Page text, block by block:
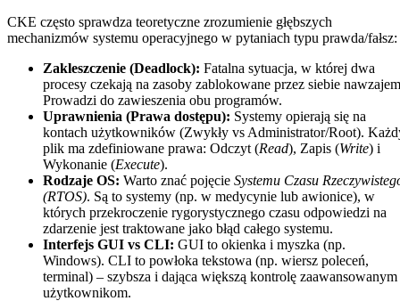
CKE często sprawdza teoretyczne zrozumienie głębszych
mechanizmów systemu operacyjnego w pytaniach typu prawda/fałsz:
Zakleszczenie (Deadlock): Fatalna sytuacja, w której dwa
procesy czekają na zasoby zablokowane przez siebie
Prowadzi do zawieszenia obu programów.
Uprawnienia (Prawa dostępu): Systemy opierają się na
kontach użytkowników (Zwykły vs Administrator/Root).
plik ma zdefiniowane prawa: Odczyt (Read), Zapis (Write) i
Wykonanie (Execute).
Rodzaje OS: Warto znać pojęcie Systemu Czasu
(RTOS). Są to systemy (np. w medycynie lub awionice), w
których przekroczenie rygorystycznego czasu odpowiedzi na
zdarzenie jest traktowane jako błąd całego systemu.
Interfejs GUI vs CLI: GUI to okienka i myszka (np.
Windows). CLI to powłoka tekstowa (np. wiersz poleceń,
terminal) – szybsza i dająca większą kontrolę zaawansowanym
użytkownikom.